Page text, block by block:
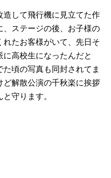
して飛行機に見立てた作
ステージの後、お子様の
たお客様がいて、先日そ
高校生になったんだと
頃の写真も同封されてま
ど解散公演の千秋楽に挨拶
守ります。